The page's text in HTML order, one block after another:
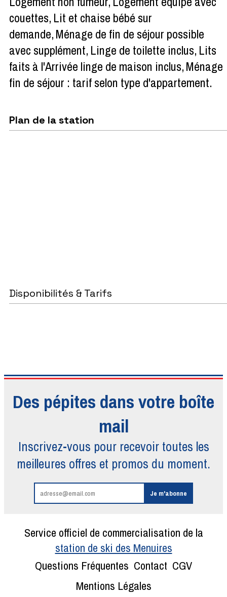
couettes Lit et chaise bébé sur
demande Ménage de fin de séjour possible
avec supplément Linge de toilette inclus Lits
faits à l'Arrivée linge de maison inclus Ménage
fin de séjour : tarif selon type d'appartement
Plan de la station
Disponibilités & Tarifs
Des pépites dans votre boîte
mail
Inscrivez-vous pour recevoir toutes les
meilleures offres et promos du moment.
Service officiel de commercialisation de la
station de ski des Menuires
Questions Fréquentes Contact CGV
Mentions Légales